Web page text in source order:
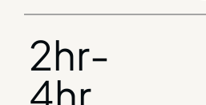
2hr-
4hr